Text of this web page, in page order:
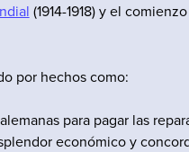
(1914-1918) y el
por hechos como:
para pagar las
económico y